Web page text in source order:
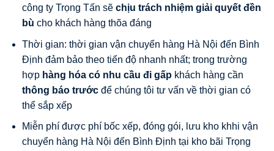
công ty Trọng Tấn sẽ chịu trách nhiệm giải quyết đền
bù cho khách hàng thõa đáng
Thời gian: thời gian vận chuyển hàng Hà Nội đến Bình
Định đảm bảo theo tiến độ nhanh nhất; trong trường
hợp hàng hóa có nhu cầu đi gấpkhách hàng cần
thông báo trướcđể chúng tôi tư vấn về thời gian có
thể sắp xếp
Miễn phí được phí bốc xếp, đóng gói, lưu kho khhi vận
chuyển hàng Hà Nội đến Bình Định tại kho bãi Trọng